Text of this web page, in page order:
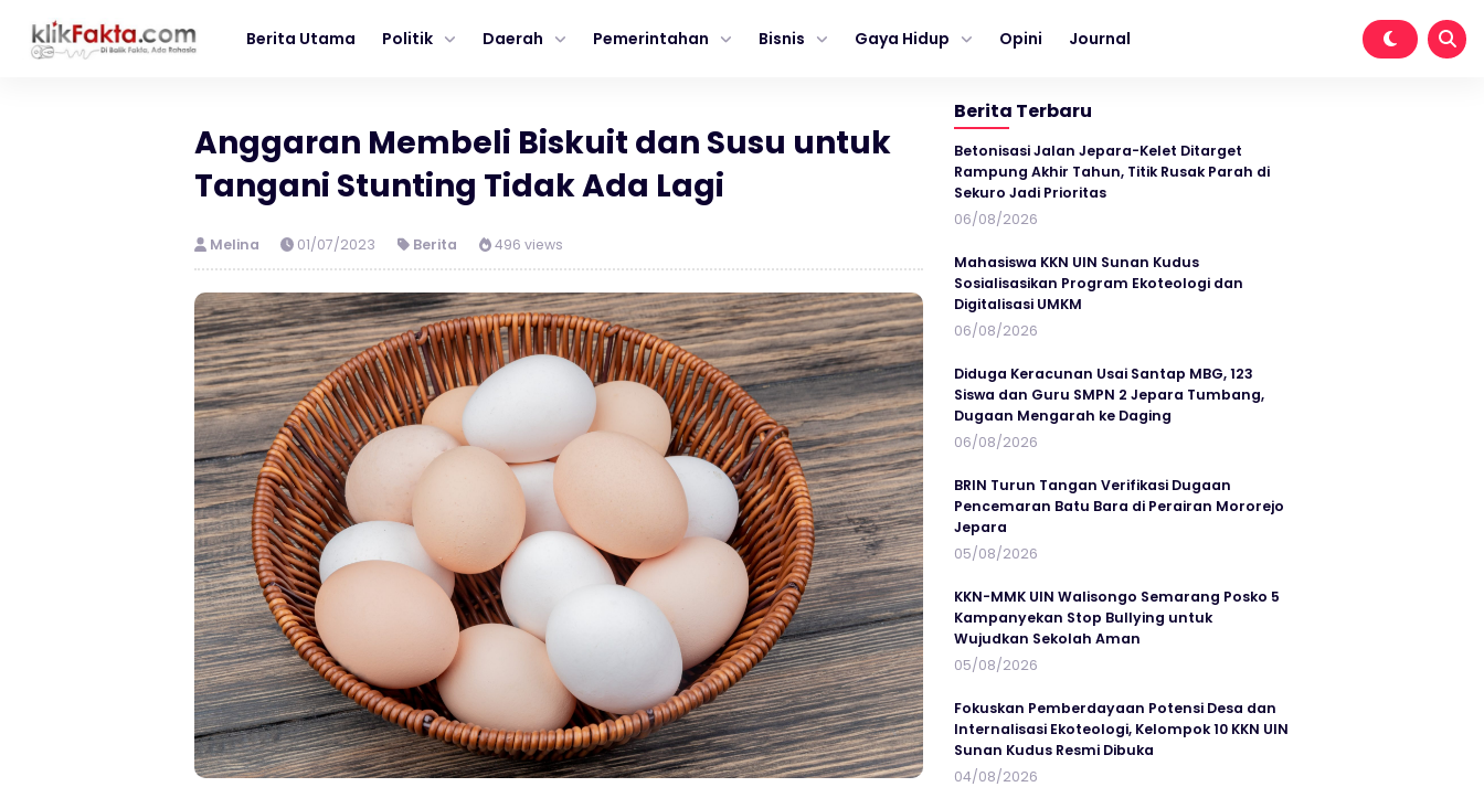
Berita Utama Politik Daerah Pemerintahan Bisnis Gaya Hidup Opini Journal
Anggaran Membeli Biskuit dan Susu untuk
Tangani Stunting Tidak Ada Lagi
Melina 01/07/2023 Berita 496 views
Berita Terbaru
Betonisasi Jalan Jepara-Kelet Ditarget
Rampung Akhir Tahun, Titik Rusak Parah di
Sekuro Jadi Prioritas
06/08/2026
Mahasiswa KKN UIN Sunan Kudus
Sosialisasikan Program Ekoteologi dan
Digitalisasi UMKM
06/08/2026
Diduga Keracunan Usai Santap MBG, 123
Siswa dan Guru SMPN 2 Jepara Tumbang,
Dugaan Mengarah ke Daging
06/08/2026
BRIN Turun Tangan Verifikasi Dugaan
Pencemaran Batu Bara di Perairan Mororejo
Jepara
05/08/2026
KKN-MMK UIN Walisongo Semarang Posko 5
Kampanyekan Stop Bullying untuk
Wujudkan Sekolah Aman
05/08/2026
Fokuskan Pemberdayaan Potensi Desa dan
Internalisasi Ekoteologi, Kelompok 10 KKN UIN
Sunan Kudus Resmi Dibuka
04/08/2026